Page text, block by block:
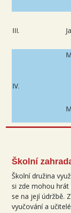
III.
IV.
Školní
Školní družina
si zde mohou
se na její údržbě.
vyučování a